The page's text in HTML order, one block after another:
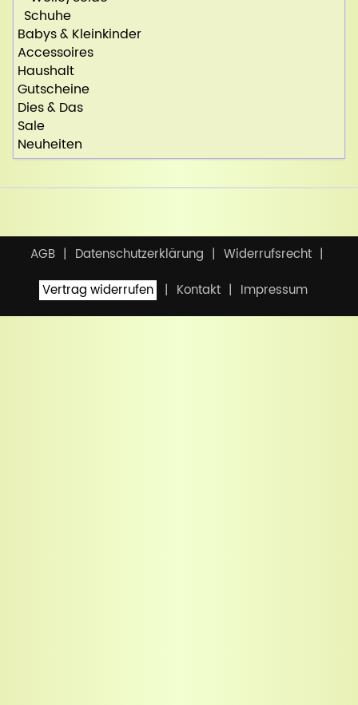
Schuhe
Babys & Kleinkinder
Accessoires
Haushalt
Gutscheine
Dies & Das
Sale
Neuheiten
AGB Datenschutzerklärung
Widerrufsrecht
Vertrag widerrufen
Kontakt Impressum